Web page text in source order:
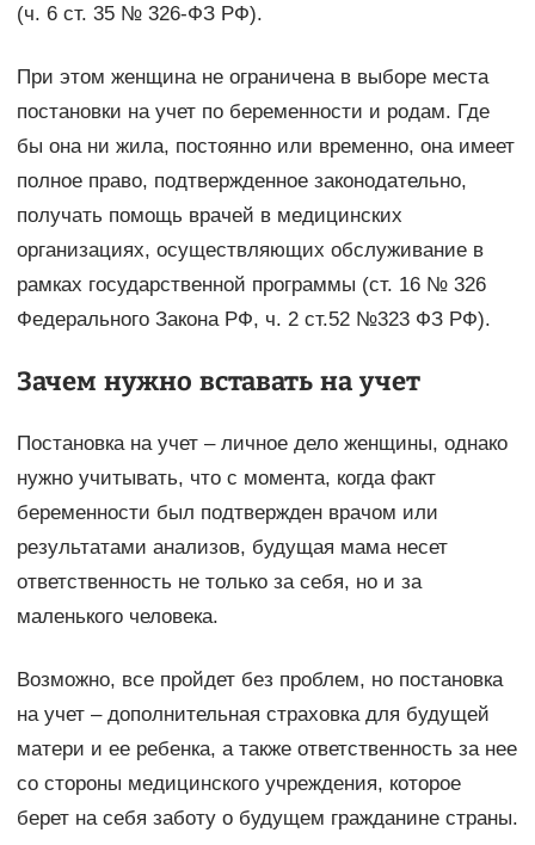
(ч. 6 ст. 35 № 326-ФЗ РФ).
При этом женщина не ограничена в выборе места
постановки на учет по беременности и родам. Где
бы она ни жила, постоянно или временно, она имеет
полное право, подтвержденное законодательно,
получать помощь врачей в медицинских
организациях, осуществляющих обслуживание в
рамках государственной программы (ст. 16 № 326
Федерального Закона РФ, ч. 2 ст.52 №323 ФЗ РФ).
Зачем нужно вставать на учет
Постановка на учет – личное дело женщины, однако
нужно учитывать, что с момента, когда факт
беременности был подтвержден врачом или
результатами анализов, будущая мама несет
ответственность не только за себя, но и за
маленького человека.
Возможно, все пройдет без проблем, но постановка
на учет – дополнительная страховка для будущей
матери и ее ребенка, а также ответственность за нее
со стороны медицинского учреждения, которое
берет на себя заботу о будущем гражданине страны.